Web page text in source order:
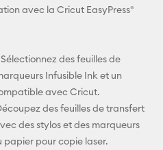
avec la Cricut EasyPress®
des feuilles de
Infusible Ink et un
avec Cricut.
des feuilles de transfert
des stylos et des marqueurs
papier pour copie laser.